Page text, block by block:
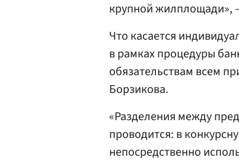
крупной жилплощади»,
Что касается
в рамках процедуры
обязательствам всем
Борзикова.
«Разделения между
проводится: в
непосредственно